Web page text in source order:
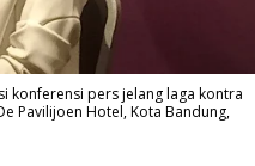
konferensi pers jelang laga kontra
Pavilijoen Hotel, Kota Bandung,